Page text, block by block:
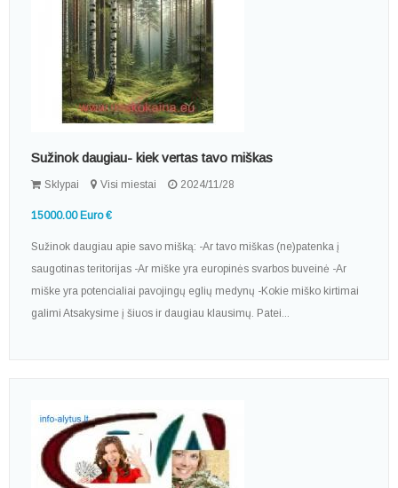
Sužinok daugiau- kiek vertas tavo miškas
Sklypai Visi miestai 2024/11/28
15000.00 Euro €
Sužinok daugiau apie savo mišką: -Ar tavo miškas (ne)patenka į
saugotinas teritorijas -Ar miške yra europinės svarbos buveinė -Ar
miške yra potencialiai pavojingų eglių medynų -Kokie miško kirtimai
galimi Atsakysime į šiuos ir daugiau klausimų. Patei...